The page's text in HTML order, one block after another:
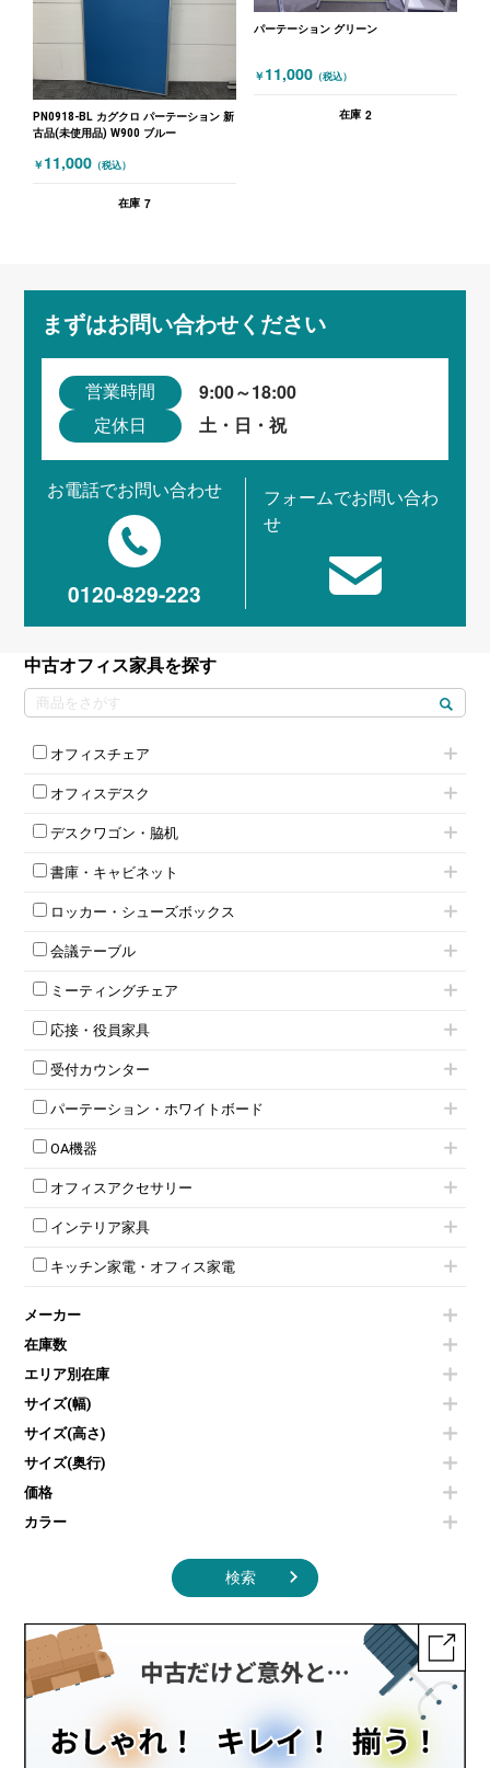
PN0918-BL カグクロ パーテーション 新
古品(未使用品) W900 ブルー
￥ 11,000 （税込）
在庫 7
パーテーション グリーン
￥ 11,000 （税込）
在庫 2
まずはお問い合わせください
営業時間 9:00～18:00
定休日 土・日・祝
お電話でお問い合わせ
0120-829-223
フォームでお問い合わ
せ
中古オフィス家具を探す
オフィスチェア
肘無しチェア
役員チェア
オフィスチェアその他
オフィスデスク
フリーアドレスデスク（ベンチデスク）
昇降デスク
両袖机
デスクワゴン・脇机
インワゴン2段
インワゴン3段
脇机
書庫・キャビネット
ハイキャビネット
ローキャビネット
両開きキャビネット
上下連結キャビネット
軽量ラック（スチールラック）
収納家具その他
両開書庫
ラテラル書庫
ロッカー・シューズボックス
1人用ロッカー
2人用ロッカー
3人用ロッカー
5人用ロッカー
8人用ロッカー
多人数ロッカー
ダイヤル錠ロッカー
ダイヤル錠ロッカー
ワードローブ・クローゼット
会議テーブル
スタッキングテーブル
ネスティングテーブル
カウンターテーブル
T字脚テーブル
会議テーブルW1200～
会議テーブルW1800～
平行スタックテーブル
会議テーブルその他
ミーティングチェア
キャスター付きミーティングチェア
スタッキングミーティングチェア
テーブル付きミーティングチェア
折りたたみミーティングチェア
ハイチェア
ミーティングチェアその他
応接・役員家具
応接セット
応接ソファ
応接チェア
応接・役員家具その他
受付カウンター
ローカウンター
ラウンジカウンター
パーテーション・ホワイトボード
パーテーション
自立タイプパーテーション
パーテーションその他
壁掛けホワイトボード
ホワイトボードその他
OA機器
電話機（ビジネスフォン）
シュレッダー
スクリーン
その他OA機器
オフィスアクセサリー
チェア用台車
演台・講演台・演説台
防音パネル
コートハンガー・ポールハンガー
傘立て
食器棚・キッチンキャビネット
カタログスタンド
オフィスアクセサリーその他
インテリア家具
モールドチェア
ダイニングチェア
カウンターテーブル
センターテーブル・サイドテーブル
ベンチ・スツール
ソファ
シェルフ
ダストボックス（ゴミ箱）
インテリア家具その他
キッチン家電・オフィス家電
冷蔵庫・洗濯機
空気清浄機・加湿器
液晶テレビ・モニター類
エアコン
掃除機
季節家電
メーカー
在庫数
エリア別在庫
サイズ(幅)
サイズ(高さ)
サイズ(奥行)
価格
カラー
検索